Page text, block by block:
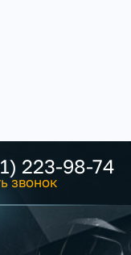
223-98-74
звонок